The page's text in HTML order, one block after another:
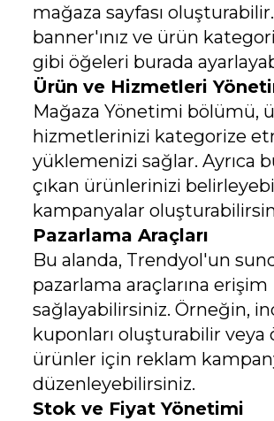
mağaza sayfası
banner'ınız ve ürün
gibi öğeleri burada
Ürün ve Hizmetleri
Mağaza Yönetimi bölümü,
hizmetlerinizi kategorize
yüklemenizi sağlar. Ayrıca
çıkan ürünlerinizi
kampanyalar
Pazarlama Araçları
Bu alanda, Trendyol'un
pazarlama araçlarına erişim
sağlayabilirsiniz. Örneğin,
kuponları oluşturabilir veya
ürünler için reklam
düzenleyebilirsiniz.
Stok ve Fiyat Yönetimi